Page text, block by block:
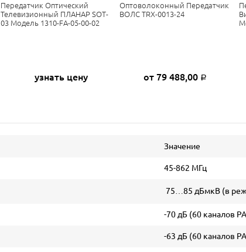
Передатчик Оптический
Телевизионный ПЛАНАР SOT-
03 Модель 1310-FA-05-00-02
узнать цену
Оптоволоконный Передатчик
ВОЛС TRX-0013-24
от 79 488,00 Р
Значение
45-862 МГц
75…85 дБмкВ (в
-70 дБ (60 каналов
-63 дБ (60 каналов